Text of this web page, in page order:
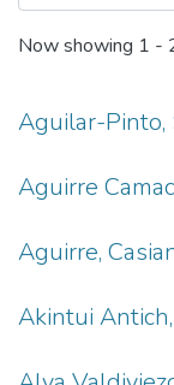
Now showing 1 -
Aguilar-Pinto,
Aguirre
Aguirre,
Akintui